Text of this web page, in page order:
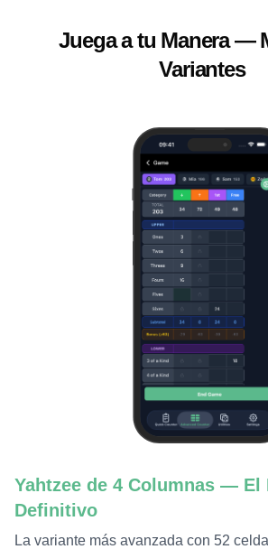
Juega a tu Manera —
Variantes
Yahtzee de 4 Columnas — El
Definitivo
La variante más avanzada con 52